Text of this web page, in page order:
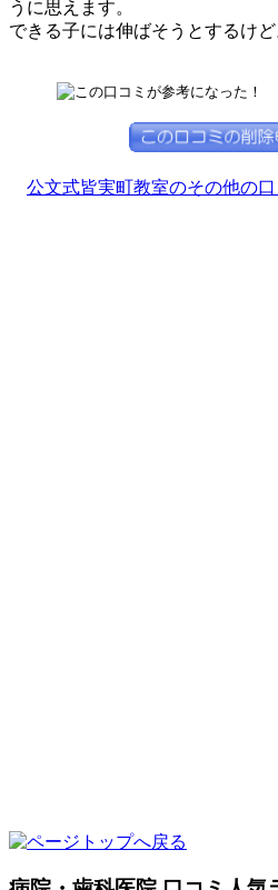
うに思えます。
できる子には伸ばそうとするけど
公文式皆実町教室のその他の